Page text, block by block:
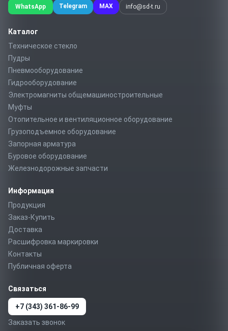
WhatsApp Telegram MAX info@sd-t.ru
Каталог
Техническое стекло
Пудры
Пневмооборудование
Гидрооборудование
Электромагниты общемашиностроительные
Муфты
Отопительное и вентиляционное оборудование
Грузоподъемное оборудование
Запорная арматура
Буровое оборудование
Железнодорожные запчасти
Информация
Продукция
Заказ-Купить
Доставка
Расшифровка маркировки
Контакты
Публичная оферта
Связаться
+7 (343) 361-86-99
Заказать звонок